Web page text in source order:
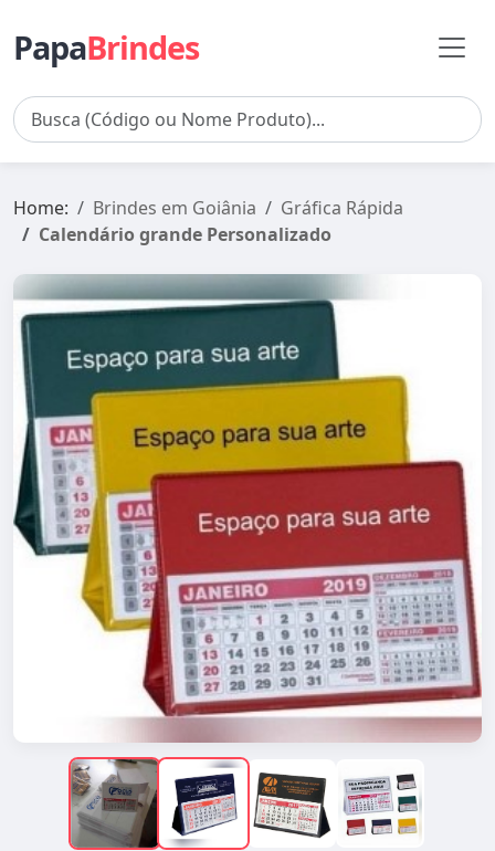
PapaBrindes
Home: Brindes em Goiânia
Gráfica Rápida
Calendário grande Personalizado